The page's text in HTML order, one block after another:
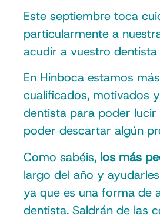
Este septiembre toca
particularmente a
acudir a vuestro
En Hinboca estamos
cualificados, motivados
dentista para poder
poder descartar algún
Como sabéis, los más
largo del año y
ya que es una forma de
dentista. Saldrán de las